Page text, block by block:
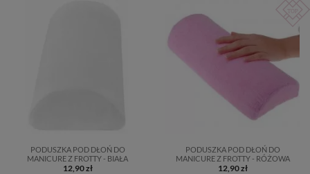
PODUSZKA POD DŁOŃ DO
MANICURE Z FROTTY - BIAŁA
12,90 zł
PODUSZKA POD DŁOŃ DO
MANICURE Z FROTTY - RÓŻOWA
12,90 zł